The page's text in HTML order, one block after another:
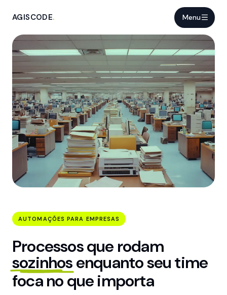
AGISCODE. Menu
Resposta rápida AGISCODE
Workflows automatizados
AUTOMAÇÕES PARA EMPRESAS
Processos que rodam
sozinhosenquanto seu time
foca no que importa